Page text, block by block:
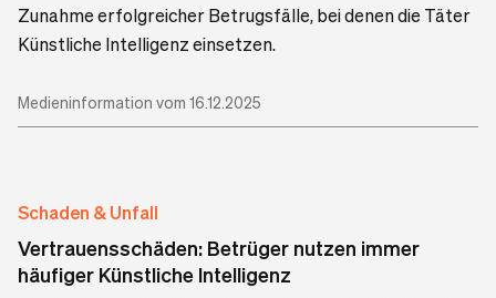
Zunahme erfolgreicher Betrugsfälle, bei denen die Täter
Künstliche Intelligenz einsetzen.
Medieninformation vom 16.12.2025
Schaden & Unfall
Vertrauensschäden: Betrüger nutzen immer
häufiger Künstliche Intelligenz